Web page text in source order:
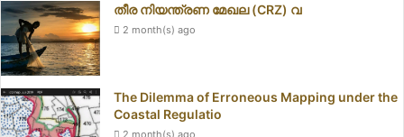
തീര നിയന്ത്രണ മേഖല (CRZ) വ
2 month(s) ago
The Dilemma of Erroneous Mapping under the
Coastal Regulatio